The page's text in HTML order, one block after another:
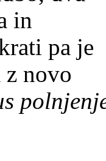
in
pa je
z novo